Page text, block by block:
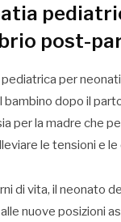
post-
per
bambino dopo il
per la madre che
le tensioni e
di vita, il neonato
nuove posizioni